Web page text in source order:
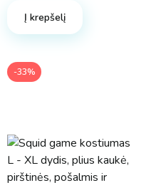
10.95 €.
9.98 €.
Į krepšelį
-33%